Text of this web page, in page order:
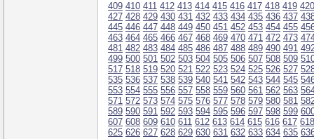
409 410 411 412 413 414 415 416 417 418 419 420
427 428 429 430 431 432 433 434 435 436 437
445 446 447 448 449 450 451 452 453 454 455
463 464 465 466 467 468 469 470 471 472 473
481 482 483 484 485 486 487 488 489 490 491
499 500 501 502 503 504 505 506 507 508 509
517 518 519 520 521 522 523 524 525 526 527
535 536 537 538 539 540 541 542 543 544 545
553 554 555 556 557 558 559 560 561 562 563
571 572 573 574 575 576 577 578 579 580 581
589 590 591 592 593 594 595 596 597 598 599
607 608 609 610 611 612 613 614 615 616 617 618
625 626 627 628 629 630 631 632 633 634 635